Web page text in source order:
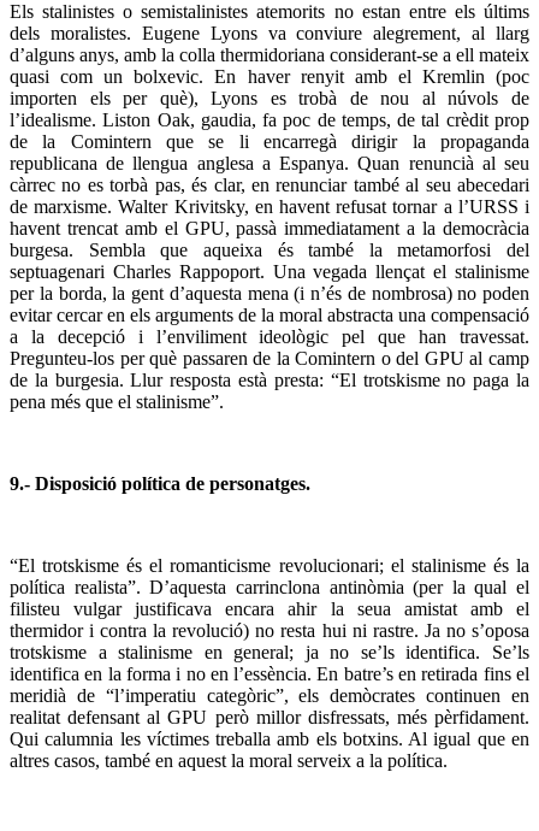
Els stalinistes o semistalinistes atemorits no estan entre els últims
dels moralistes. Eugene Lyons va conviure alegrement, al llarg
d’alguns anys, amb la colla thermidoriana considerant-se a ell mateix
quasi com un bolxevic. En haver renyit amb el Kremlin (poc
importen els per què), Lyons es trobà de nou al núvols de
l’idealisme. Liston Oak, gaudia, fa poc de temps, de tal crèdit prop
de la Comintern que se li encarregà dirigir la propaganda
republicana de llengua anglesa a Espanya. Quan renuncià al seu
càrrec no es torbà pas, és clar, en renunciar també al seu abecedari
de marxisme. Walter Krivitsky, en havent refusat tornar a l’URSS i
havent trencat amb el GPU, passà immediatament a la democràcia
burgesa. Sembla que aqueixa és també la metamorfosi del
septuagenari Charles Rappoport. Una vegada llençat el stalinisme
per la borda, la gent d’aquesta mena (i n’és de nombrosa) no poden
evitar cercar en els arguments de la moral abstracta una compensació
a la decepció i l’enviliment ideològic pel que han travessat.
Pregunteu-los per què passaren de la Comintern o del GPU al camp
de la burgesia. Llur resposta està presta: “El trotskisme no paga la
pena més que el stalinisme”.
9.- Disposició política de personatges.
“El trotskisme és el romanticisme revolucionari; el stalinisme és la
política realista”. D’aquesta carrinclona antinòmia (per la qual el
filisteu vulgar justificava encara ahir la seua amistat amb el
thermidor i contra la revolució) no resta hui ni rastre. Ja no s’oposa
trotskisme a stalinisme en general; ja no se’ls identifica. Se’ls
identifica en la forma i no en l’essència. En batre’s en retirada fins el
meridià de “l’imperatiu categòric”, els demòcrates continuen en
realitat defensant al GPU però millor disfressats, més pèrfidament.
Qui calumnia les víctimes treballa amb els botxins. Al igual que en
altres casos, també en aquest la moral serveix a la política.